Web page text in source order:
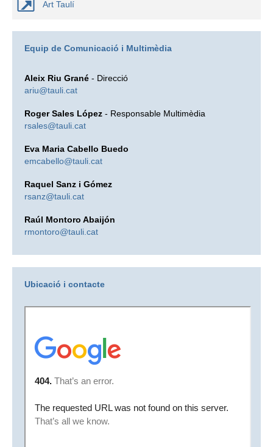
Art Taulí
Equip de Comunicació i Multimèdia
Aleix Riu Grané - Direcció
ariu@tauli.cat
Roger Sales López - Responsable Multimèdia
rsales@tauli.cat
Eva Maria Cabello Buedo
emcabello@tauli.cat
Raquel Sanz i Gómez
rsanz@tauli.cat
Raúl Montoro Abaijón
rmontoro@tauli.cat
Ubicació i contacte